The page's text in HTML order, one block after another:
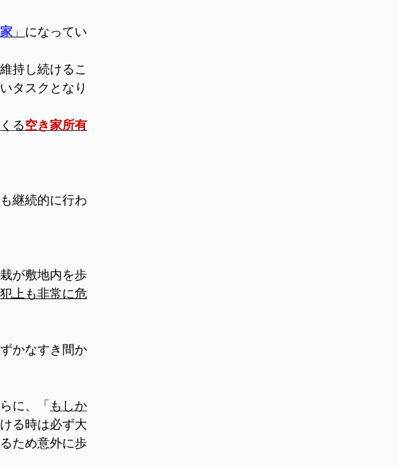
」 になってい
持し続けるこ
タスクとなり
る空き家所有
継続的に行わ
が敷地内を歩
上も非常に危
かなすき間か
に、「 もしか
る時は必ず大
ため意外に歩